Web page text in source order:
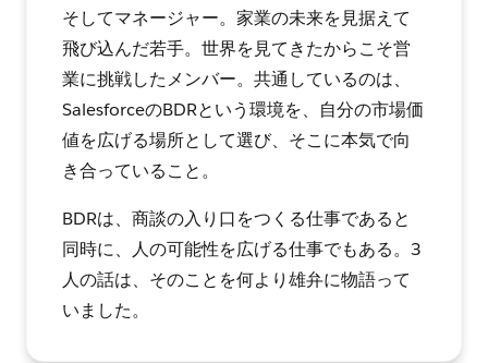
そしてマネージャー。家業の未来を見据えて
飛び込んだ若手。世界を見てきたからこそ営
業に挑戦したメンバー。共通しているのは、
SalesforceのBDRという環境を、自分の市場価
値を広げる場所として選び、そこに本気で向
き合っていること。
BDRは、商談の入り口をつくる仕事であると
同時に、人の可能性を広げる仕事でもある。3
人の話は、そのことを何より雄弁に物語って
いました。